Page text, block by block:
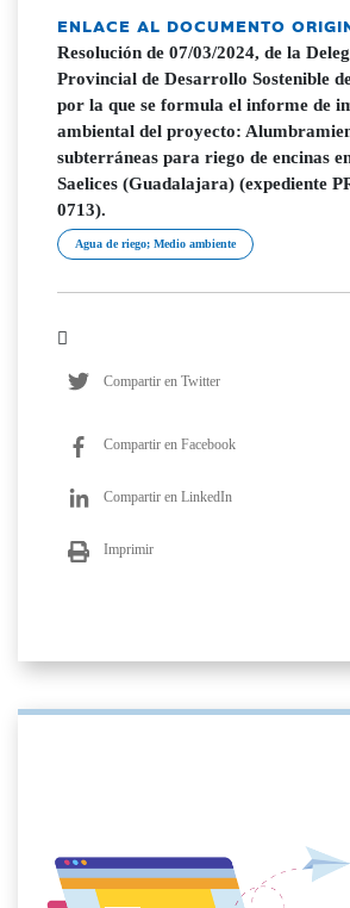
ENLACE AL DOCUMENTO
Resolución de 07/03/2024, de la
Provincial de Desarrollo Sostenible
por la que se formula el informe de
ambiental del proyecto:
subterráneas para riego de encinas
Saelices (Guadalajara) (expediente
0713).
Agua de riego; Medio ambiente
Compartir en Twitter
Compartir en Facebook
Compartir en LinkedIn
Imprimir